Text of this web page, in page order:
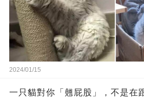
2024/01/15
一只貓對你「翹屁股」，不是在